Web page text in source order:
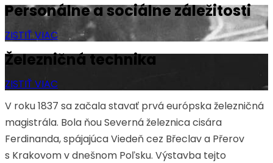
Personálne a sociálne záležitosti
ZISTIŤ VIAC
Železničná technika
ZISTIŤ VIAC
V roku 1837 sa začala stavať prvá európska železničná
magistrála. Bola ňou Severná železnica cisára
Ferdinanda, spájajúca Viedeň cez Břeclav a Přerov
s Krakovom v dnešnom Poľsku. Výstavba tejto